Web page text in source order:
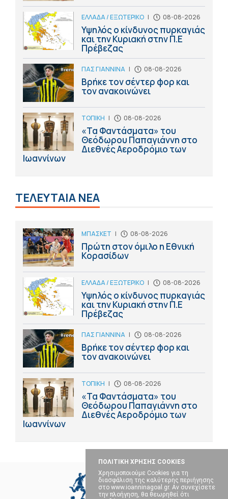
ΠΟΛΙΤΙΚΗ ΧΡΗΣΗΣ COOKIES
Χρησιμοποιούμε Cookies για τη
διασφάλιση της καλύτερης περιήγησης
στο www.ioanninagoal.gr. Αν συνεχίσετε
την πλοήγηση, θα θεωρηθεί ότι
ΕΛΛΑΔΑ / ΕΞΩΤΕΡΙΚΟ | 08-08-2026
Υψηλός ο κίνδυνος πυρκαγιάς
και την Κυριακή στην Π.Ε
Πρέβεζας
ΠΑΣ ΓΙΑΝΝΙΝΑ | 08-08-2026
Βρήκε τον σέντερ φορ και
τον ανακοινώνει
ΤΟΠΙΚΗ | 08-08-2026
«Τα Φαντάσματα» του
Θεόδωρου Παπαγιάννη στο
Διεθνές Αεροδρόμιο των
Ιωαννίνων
ΤΕΛΕΥΤΑΙΑ ΝΕΑ
ΜΠΑΣΚΕΤ | 08-08-2026
Πρώτη στον όμιλο η Εθνική
Κορασίδων
ΕΛΛΑΔΑ / ΕΞΩΤΕΡΙΚΟ | 08-08-2026
Υψηλός ο κίνδυνος πυρκαγιάς
και την Κυριακή στην Π.Ε
Πρέβεζας
ΠΑΣ ΓΙΑΝΝΙΝΑ | 08-08-2026
Βρήκε τον σέντερ φορ και
τον ανακοινώνει
ΤΟΠΙΚΗ | 08-08-2026
«Τα Φαντάσματα» του
Θεόδωρου Παπαγιάννη στο
Διεθνές Αεροδρόμιο των
Ιωαννίνων